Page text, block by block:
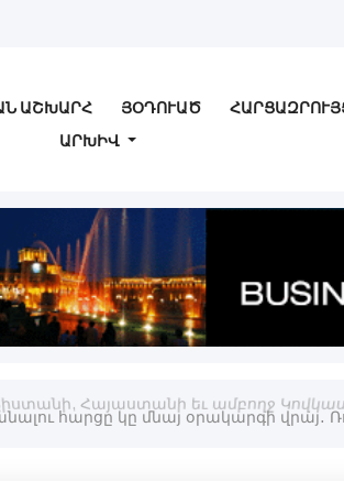
ԱՇԽԱՐՀ ՅՕԴՈՒԱԾ
ԱՐԽԻՎ
Հայաստանի եւ ամբողջ